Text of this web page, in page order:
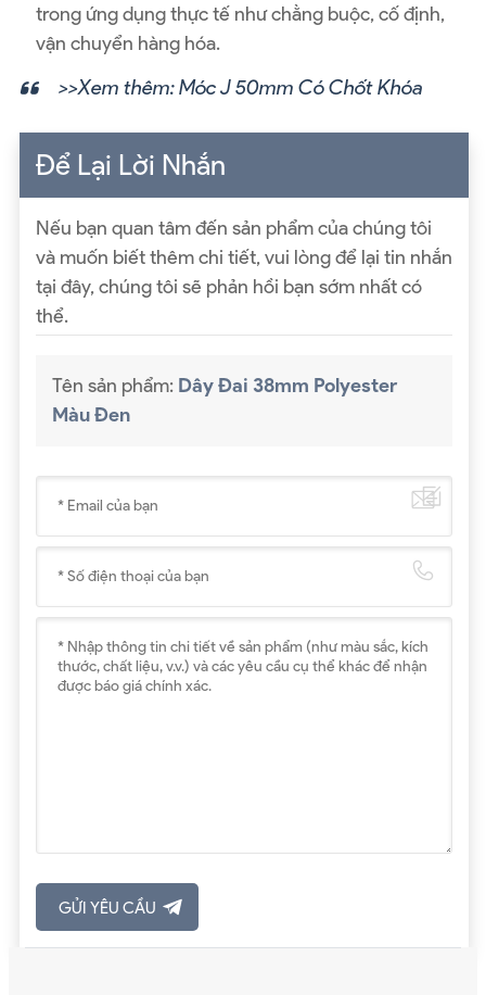
trong ứng dụng thực tế như chằng buộc, cố định,
vận chuyển hàng hóa.
>>Xem thêm:Móc J 50mm Có Chốt Khóa
Để Lại Lời Nhắn
Nếu bạn quan tâm đến sản phẩm của chúng tôi
và muốn biết thêm chi tiết, vui lòng để lại tin nhắn
tại đây, chúng tôi sẽ phản hồi bạn sớm nhất có
thể.
Tên sản phẩm: Dây Đai 38mm Polyester
Màu Đen